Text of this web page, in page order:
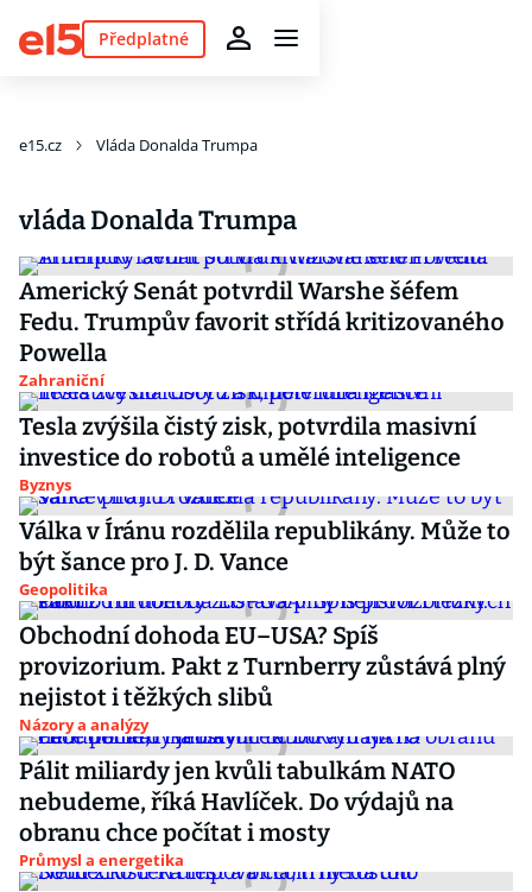
Předplatné
e15.cz Vláda Donalda Trumpa
vláda Donalda Trumpa
Americký Senát potvrdil Warshe šéfem
Fedu. Trumpův favorit střídá kritizovaného
Powella
Zahraniční
Tesla zvýšila čistý zisk, potvrdila masivní
investice do robotů a umělé inteligence
Byznys
Válka v Íránu rozdělila republikány. Může to
být šance pro J. D. Vance
Geopolitika
Obchodní dohoda EU–USA? Spíš
provizorium. Pakt z Turnberry zůstává plný
nejistot i těžkých slibů
Názory a analýzy
Pálit miliardy jen kvůli tabulkám NATO
nebudeme, říká Havlíček. Do výdajů na
obranu chce počítat i mosty
Průmysl a energetika